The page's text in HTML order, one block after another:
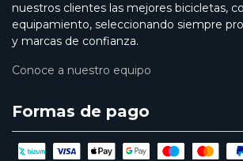
nuestros clientes las mejores bicicletas,
equipamiento, seleccionando siempre
y marcas de confianza.
Conoce a nuestro equipo
Formas de pago